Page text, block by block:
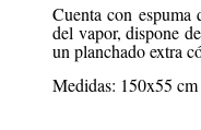
Cuenta con
del vapor, dispone
un planchado extra
Medidas: 150x55 cm